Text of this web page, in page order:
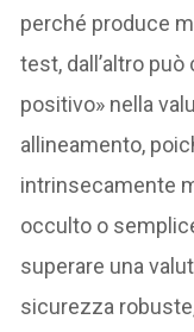
perché produce
test, dall’altro
positivo» nella
allineamento,
intrinsecamente
occulto o
superare una
sicurezza